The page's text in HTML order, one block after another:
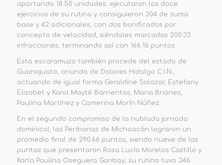
aportando 18.50 unidades; ejecutaron los doce
ejercicios de su rutina y consiguieron 304 de suma
base y 42 adicionales, con dos bonificados por
concepto de velocidad, siéndoles marcadas 200.33
infracciones, terminando así con 166.16 puntos.
Esta escaramuza también procede del estado de
Guanajuato, oriunda de Dolores Hidalgo C.I.N.,
actuando de igual forma Geraldine Salazar, Estefany
Elizabet y Karol Mayté Barrientos, Maria Briones,
Paulina Martínez y Camerina Morín Núñez.
En el segundo compromiso de la nublada jornada
dominical, las Peribanas de Michoacán lograron un
promedio final de 290.66 puntos, siendo nueve de las
puntas que presentaron Rosa Lucía Morelos Castillo y
Karla Paulina Oseguera Garibay; su rutina tuvo 346